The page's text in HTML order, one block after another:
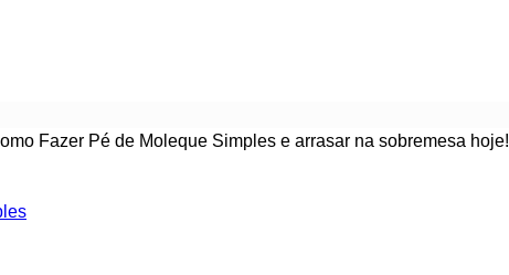
Fazer Pé de Moleque Simples e arrasar na sobremesa hoje!